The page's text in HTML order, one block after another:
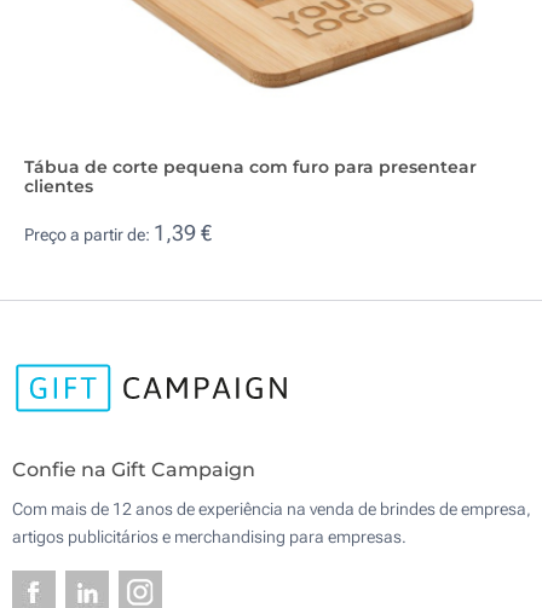
Tábua de corte pequena com furo para presentear
clientes
Preço a partir de: 1,39 €
Confie na Gift Campaign
Com mais de 12 anos de experiência na venda de brindes de empresa,
artigos publicitários e merchandising para empresas.